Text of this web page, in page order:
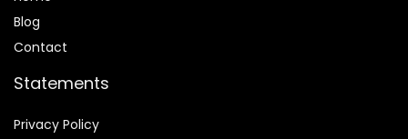
Blog
Contact
Statements
Privacy Policy